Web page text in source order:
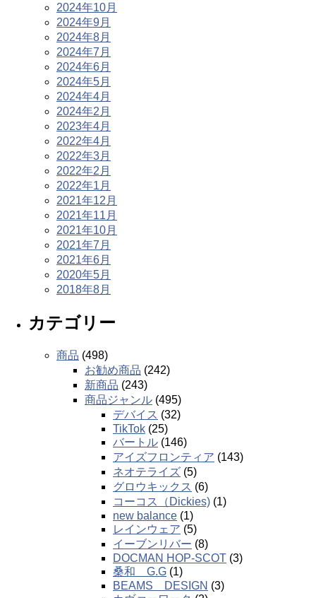
2024年10月
2024年9月
2024年8月
2024年7月
2024年6月
2024年5月
2024年4月
2024年2月
2023年4月
2022年4月
2022年3月
2022年2月
2022年1月
2021年12月
2021年11月
2021年10月
2021年7月
2021年6月
2020年5月
2018年8月
カテゴリー
商品 (498)
お勧め商品 (242)
新商品 (243)
商品ジャンル (495)
デバイス (32)
TikTok (25)
バートル (146)
アイズフロンティア (143)
ネオテライズ (5)
グロウキックス (6)
コーコス（Dickies) (1)
new balance (1)
レインウェア (5)
イーブンリバー (8)
DOCMAN HOP-SCOT (3)
桑和 G.G (1)
BEAMS DESIGN (3)